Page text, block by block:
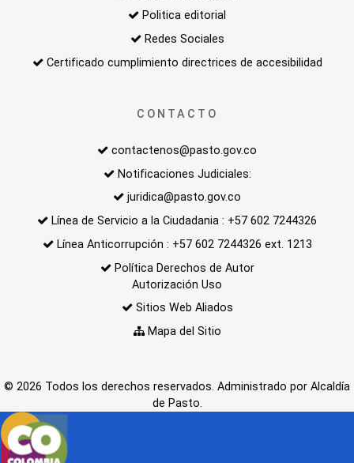
Politica editorial
Redes Sociales
Certificado cumplimiento directrices de accesibilidad
CONTACTO
contactenos@pasto.gov.co
Notificaciones Judiciales:
juridica@pasto.gov.co
Línea de Servicio a la Ciudadania : +57 602 7244326
Línea Anticorrupción : +57 602 7244326 ext. 1213
Política Derechos de Autor
Autorización Uso
Sitios Web Aliados
Mapa del Sitio
© 2026 Todos los derechos reservados. Administrado por Alcaldía
de Pasto.